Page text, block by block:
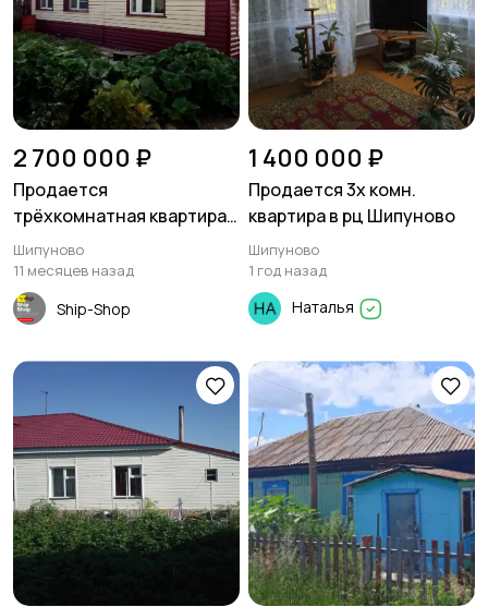
2 700 000 ₽
Продается
трёхкомнатная квартира
69 кв.м - Шипуново
Шипуново
11 месяцев назад
Ship-Shop
1 400 000 ₽
Продается 3х комн.
квартира в рц Шипуново
Шипуново
1 год назад
Наталья